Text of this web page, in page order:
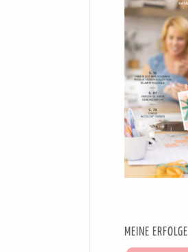
MEINE ERFOLGE